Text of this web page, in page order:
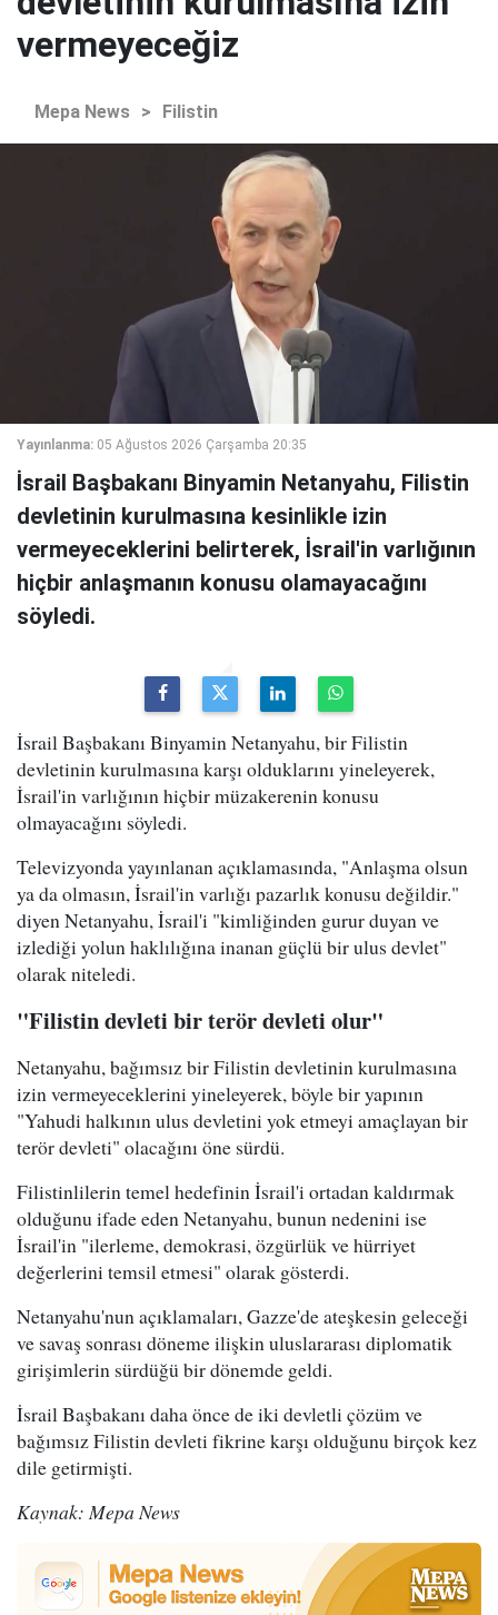
vermeyeceğiz
Mepa News > Filistin
Yayınlanma: 05 Ağustos 2026 Çarşamba 20:35
İsrail Başbakanı Binyamin Netanyahu, Filistin
devletinin kurulmasına kesinlikle izin
vermeyeceklerini belirterek, İsrail'in varlığının
hiçbir anlaşmanın konusu olamayacağını
söyledi.
İsrail Başbakanı Binyamin Netanyahu, bir Filistin
devletinin kurulmasına karşı olduklarını yineleyerek,
İsrail'in varlığının hiçbir müzakerenin konusu
olmayacağını söyledi.
Televizyonda yayınlanan açıklamasında, "Anlaşma olsun
ya da olmasın, İsrail'in varlığı pazarlık konusu değildir."
diyen Netanyahu, İsrail'i "kimliğinden gurur duyan ve
izlediği yolun haklılığına inanan güçlü bir ulus devlet"
olarak niteledi.
"Filistin devleti bir terör devleti olur"
Netanyahu, bağımsız bir Filistin devletinin kurulmasına
izin vermeyeceklerini yineleyerek, böyle bir yapının
"Yahudi halkının ulus devletini yok etmeyi amaçlayan bir
terör devleti" olacağını öne sürdü.
Filistinlilerin temel hedefinin İsrail'i ortadan kaldırmak
olduğunu ifade eden Netanyahu, bunun nedenini ise
İsrail'in "ilerleme, demokrasi, özgürlük ve hürriyet
değerlerini temsil etmesi" olarak gösterdi.
Netanyahu'nun açıklamaları, Gazze'de ateşkesin geleceği
ve savaş sonrası döneme ilişkin uluslararası diplomatik
girişimlerin sürdüğü bir dönemde geldi.
İsrail Başbakanı daha önce de iki devletli çözüm ve
bağımsız Filistin devleti fikrine karşı olduğunu birçok kez
dile getirmişti.
Kaynak: Mepa News